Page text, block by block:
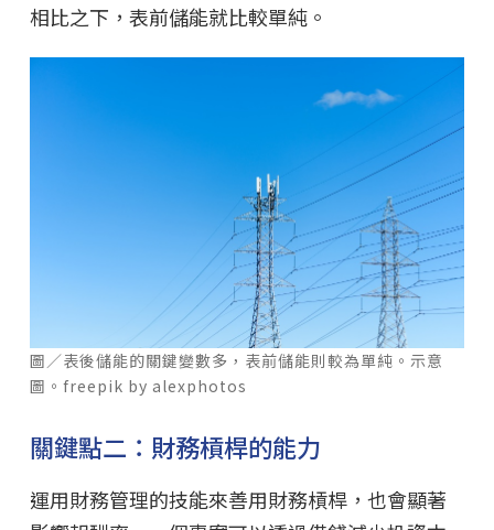
相比之下，表前儲能就比較單純。
圖／表後儲能的關鍵變數多，表前儲能則較為單純。示意
圖。freepik by alexphotos
關鍵點二：財務槓桿的能力
運用財務管理的技能來善用財務槓桿，也會顯著